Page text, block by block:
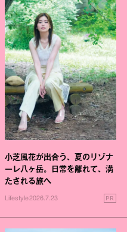
小芝風花が出合う、夏のリゾナ
ーレ八ヶ岳。日常を離れて、満
たされる旅へ
Lifestyle2026.7.23 PR